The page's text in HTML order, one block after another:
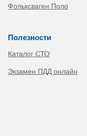
Фольксваген Поло
Полезности
Каталог СТО
Экзамен ПДД онлайн